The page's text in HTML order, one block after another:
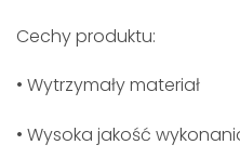
Cechy produktu:
• Wytrzymały materiał
• Wysoka jakość